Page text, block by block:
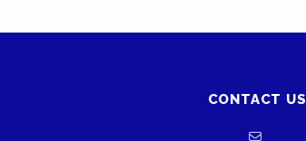
CONTACT US